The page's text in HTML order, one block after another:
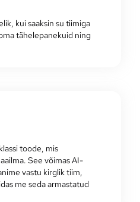
kui saaksin su tiimiga
tähelepanekuid ning
toode, mis
See võimas AI-
vastu kirglik tiim,
me seda armastatud